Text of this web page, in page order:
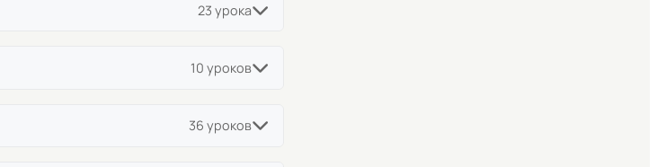
23 урока
10 уроков
36 уроков